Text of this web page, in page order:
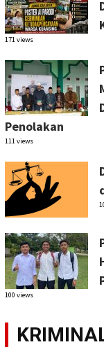
171 views
Penolakan
111 views
100 views